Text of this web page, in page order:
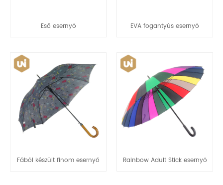
Eső esernyő EVA fogantyús esernyő
Fából készült finom esernyő Rainbow Adult Stick esernyő